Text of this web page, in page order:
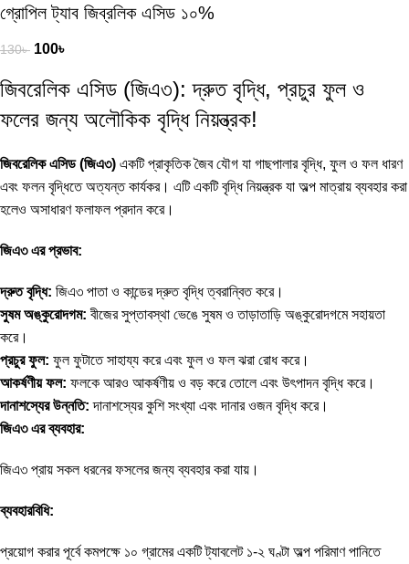
গ্রোপিল ট্যাব জিব্রলিক এসিড ১০%
130৳ 100৳
জিবরেলিক এসিড (জিএ৩): দ্রুত বৃদ্ধি, প্রচুর ফুল ও
ফলের জন্য অলৌকিক বৃদ্ধি নিয়ন্ত্রক!
জিবরেলিক এসিড (জিএ৩) একটি প্রাকৃতিক জৈব যৌগ যা গাছপালার বৃদ্ধি, ফুল ও ফল ধারণ
এবং ফলন বৃদ্ধিতে অত্যন্ত কার্যকর। এটি একটি বৃদ্ধি নিয়ন্ত্রক যা অল্প মাত্রায় ব্যবহার করা
হলেও অসাধারণ ফলাফল প্রদান করে।
জিএ৩ এর প্রভাব:
দ্রুত বৃদ্ধি: জিএ৩ পাতা ও কান্ডের দ্রুত বৃদ্ধি ত্বরান্বিত করে।
সুষম অঙ্কুরোদগম: বীজের সুপ্তাবস্থা ভেঙে সুষম ও তাড়াতাড়ি অঙ্কুরোদগমে সহায়তা
করে।
প্রচুর ফুল: ফুল ফুটাতে সাহায্য করে এবং ফুল ও ফল ঝরা রোধ করে।
আকর্ষণীয় ফল: ফলকে আরও আকর্ষণীয় ও বড় করে তোলে এবং উৎপাদন বৃদ্ধি করে।
দানাশস্যের উন্নতি: দানাশস্যের কুশি সংখ্যা এবং দানার ওজন বৃদ্ধি করে।
জিএ৩ এর ব্যবহার:
জিএ৩ প্রায় সকল ধরনের ফসলের জন্য ব্যবহার করা যায়।
ব্যবহারবিধি:
প্রয়োগ করার পূর্বে কমপক্ষে ১০ গ্রামের একটি ট্যাবলেট ১-২ ঘণ্টা অল্প পরিমাণ পানিতে